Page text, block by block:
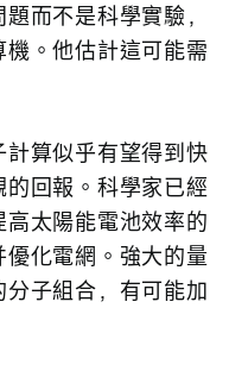
而不是科學實驗，
。他估計這可能需
算似乎有望得到快
回報。科學家已經
太陽能電池效率的
化電網。強大的量
子組合，有可能加